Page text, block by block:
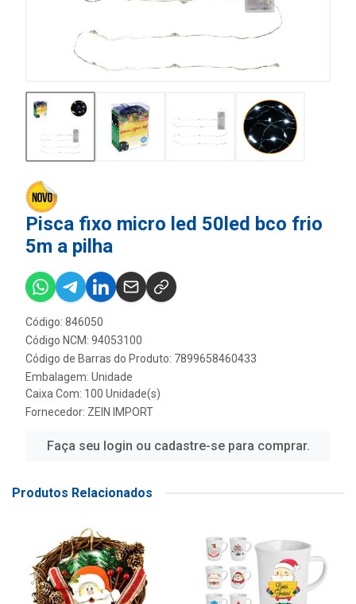
Pisca fixo micro led 50led bco frio
5m a pilha
Código: 846050
Código NCM: 94053100
Código de Barras do Produto: 7899658460433
Embalagem: Unidade
Caixa Com: 100 Unidade(s)
Fornecedor: ZEIN IMPORT
Faça seu login ou cadastre-se para comprar.
Produtos Relacionados